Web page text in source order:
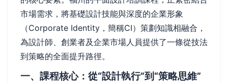
市場需求，將基礎設計技能與深度的企業形象
（Corporate Identity，簡稱CI）策劃知識相融合，
為設計師、創業者及企業市場人員提供了一條從技法
到策略的全面提升路徑。
一、課程核心：從“設計執行”到“策略思維”